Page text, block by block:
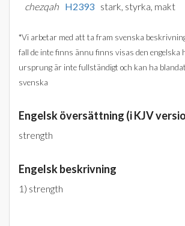
chezqah H2393 stark, styrka, makt
*Vi arbetar med att ta fram svenska
fall de inte finns ännu finns visas den engelska
ursprung är inte fullständigt och kan ha
svenska
Engelsk översättning (i KJV
strength
Engelsk beskrivning
1) strength